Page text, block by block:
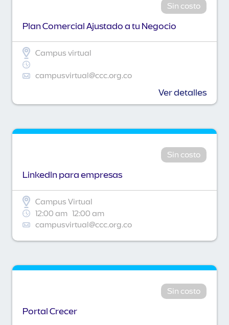
Sin costo
Plan Comercial Ajustado a tu Negocio
Campus virtual
campusvirtual@ccc.org.co
Ver detalles
Sin costo
Linkedln para empresas
Campus Virtual
12:00 am 12:00 am
campusvirtual@ccc.org.co
Sin costo
Portal Crecer